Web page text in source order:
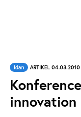
Idan ARTIKEL 04.03.2010
innovation